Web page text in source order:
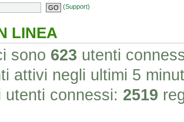
(Support)
LINEA
sono 623 utenti
attivi negli ultimi 5
utenti connessi: 2519